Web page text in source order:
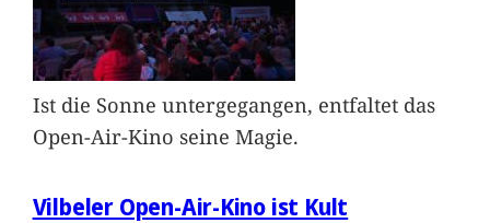
Ist die Sonne untergegangen, entfaltet das
Open-Air-Kino seine Magie.
Vilbeler Open-Air-Kino ist Kult